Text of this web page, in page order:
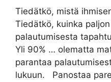
Tiedätkö, mistä
Tiedätkö, kuinka
palautumisesta
Yli 90% … olematta
parantaa
lukuun. Panostaa